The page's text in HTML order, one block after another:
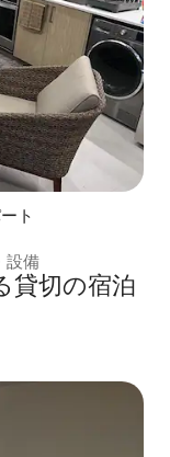
ト
設備
貸切の宿泊